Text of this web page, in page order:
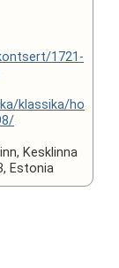
1721-
klassika/ho
Kesklinna
Estonia